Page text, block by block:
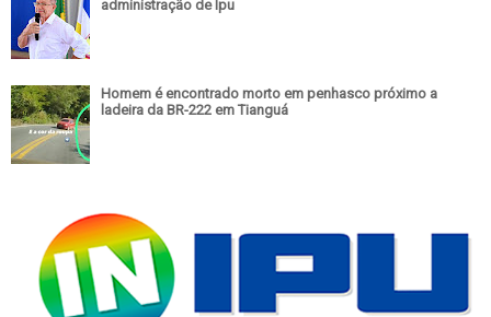
administração de Ipu
Homem é encontrado morto em penhasco próximo a
ladeira da BR-222 em Tianguá